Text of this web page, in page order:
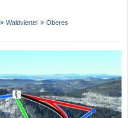
Waldviertel
Oberes